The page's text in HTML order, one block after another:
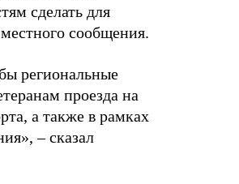
сделать для
сообщения.
региональные
проезда на
а также в рамках
– сказал